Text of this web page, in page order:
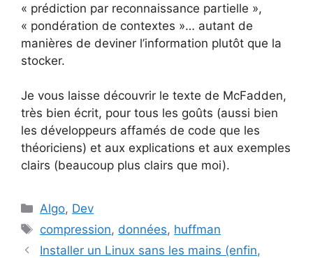
« prédiction par reconnaissance partielle »,
« pondération de contextes »… autant de
manières de deviner l’information plutôt que la
stocker.
Je vous laisse découvrir le texte de McFadden,
très bien écrit, pour tous les goûts (aussi bien
les développeurs affamés de code que les
théoriciens) et aux explications et aux exemples
clairs (beaucoup plus clairs que moi).
Catégories
Algo, Dev
Étiquettes
compression, données, huffman
Installer un Linux sans les mains (enfin,